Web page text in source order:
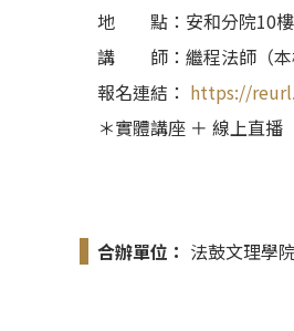
地 點： 安和分院10
講 師： 繼程法師（
報名連結： https://
＊實體講座 ＋ 線上直播
合辦單位： 法鼓文理學